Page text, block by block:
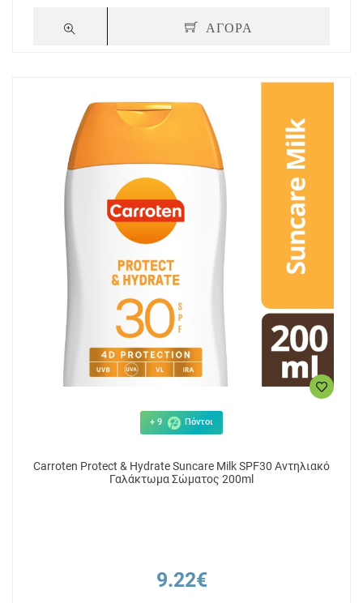
ΑΓΟΡΑ
+ 9 Πόντοι
Carroten Protect & Hydrate Suncare Milk SPF30 Αντηλιακό
Γαλάκτωμα Σώματος 200ml
9.22€